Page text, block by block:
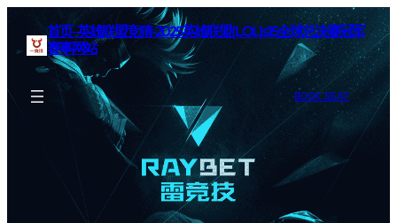
首页–英雄联盟竞猜-2025英雄联盟(LOL)s15全球总决赛冠军
赛事网站
BOOK SEAT